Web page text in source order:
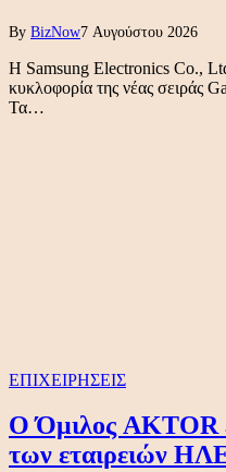
By BizNow7 Αυγούστου 2026
Η Samsung Electronics Co.,
κυκλοφορία της νέας σειράς
Τα…
ΕΠΙΧΕΙΡΗΣΕΙΣ
Ο Όμιλος AKTOR
των εταιρειών